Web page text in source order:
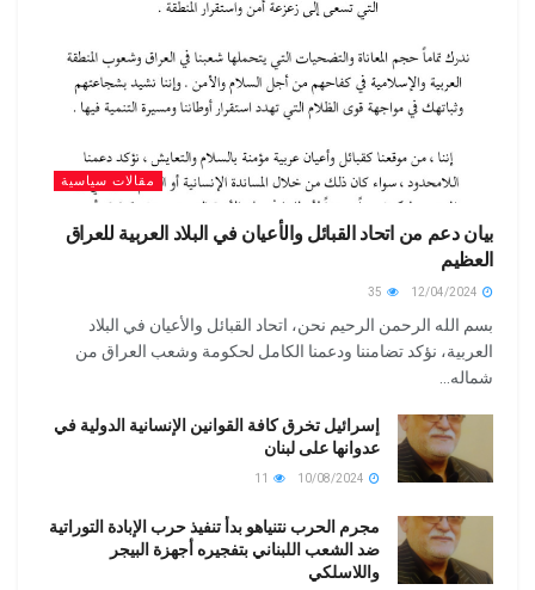
مقالات سياسية
بيان دعم من اتحاد القبائل والأعيان في البلاد العربية للعراق
العظيم
بسم الله الرحمن الرحيم نحن، اتحاد القبائل والأعيان في البلاد
العربية، نؤكد تضامننا ودعمنا الكامل لحكومة وشعب العراق من
شماله...
إسرائيل تخرق كافة القوانين الإنسانية الدولية في
عدوانها على لبنان
مجرم الحرب نتنياهو بدأ تنفيذ حرب الإبادة التوراتية
ضد الشعب اللبناني بتفجيره أجهزة البيجر
واللاسلكي